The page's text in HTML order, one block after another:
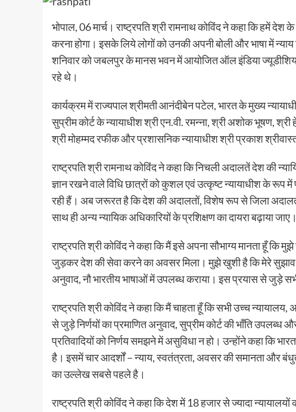
भोपाल, 06 मार्च। राष्ट्रपति श्री रामनाथ कोविंद ने कहा कि हमें
करना होगा। इसके लिये लोगों को उनकी अपनी बोली और भाषा में न्याय
शनिवार को जबलपुर के मानस भवन में आयोजित ऑल इंडिया
रहे थे।
कार्यक्रम में राज्यपाल श्रीमती आनंदीबेन पटेल, भारत के मुख्य
सुप्रीम कोर्ट के न्यायाधीश श्री एन.वी. रमन्ना, श्री अशोक भूषण, श्री
श्री मोहम्मद रफीक और प्रशासनिक न्यायाधीश श्री प्रकाश
राष्ट्रपति श्री रामनाथ कोविंद ने कहा कि निचली अदालतें देश की
ज्ञान रखने वाले विधि छात्रों को कुशल एवं उत्कृष्ट न्यायाधीश के रूप में
रही हैं। अब जरूरत है कि देश की अदालतों, विशेष रूप से जिला
साथ ही अन्य न्यायिक अधिकारियों के प्रशिक्षण का दायरा बढ़ाया जाए।
राष्ट्रपति श्री कोविंद ने कहा कि मैं इसे अपना सौभाग्य मानता हूँ कि
जुड़कर देश की सेवा करने का अवसर मिला। मुझे खुशी है कि मेरे सुझाव
अनुवाद, नौ भारतीय भाषाओं में उपलब्ध कराया। इस प्रयास से जुड़े
राष्ट्रपति श्री कोविंद ने कहा कि मैं चाहता हूँ कि सभी उच्च
से जुड़े निर्णयों का प्रमाणित अनुवाद, सुप्रीम कोर्ट की भाँति उपलब्ध
प्रतिवादियों को निर्णय समझने में असुविधा न हो। उन्होंने कहा कि
है। इसमें चार आदर्शों – न्याय, स्वतंत्रता, अवसर की समानता और
का उल्लेख सबसे पहले है।
राष्ट्रपति श्री कोविंद ने कहा कि देश में 18 हजार से ज्यादा